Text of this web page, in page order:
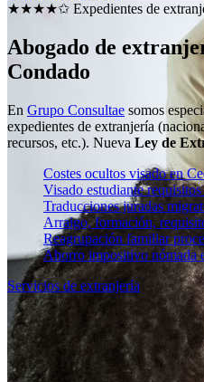
★★★★✩ Expedientes de
Abogado de
Condado
En Grupo Consultae somos
expedientes de extranjería
recursos, etc.). Nueva Ley de
Costes ocultos visado en
Visado estudiante
Traducciones juradas
Arraigo, formación,
Reagrupación familiar
Ahorro impositivo nómada
Servicios de extranjería